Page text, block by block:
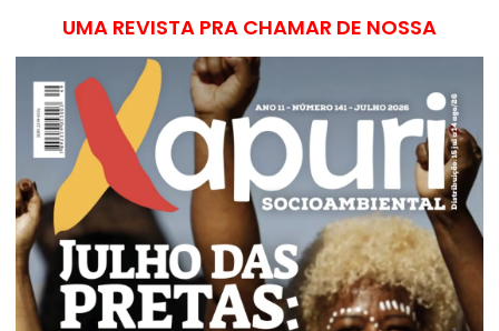
UMA REVISTA PRA CHAMAR DE NOSSA